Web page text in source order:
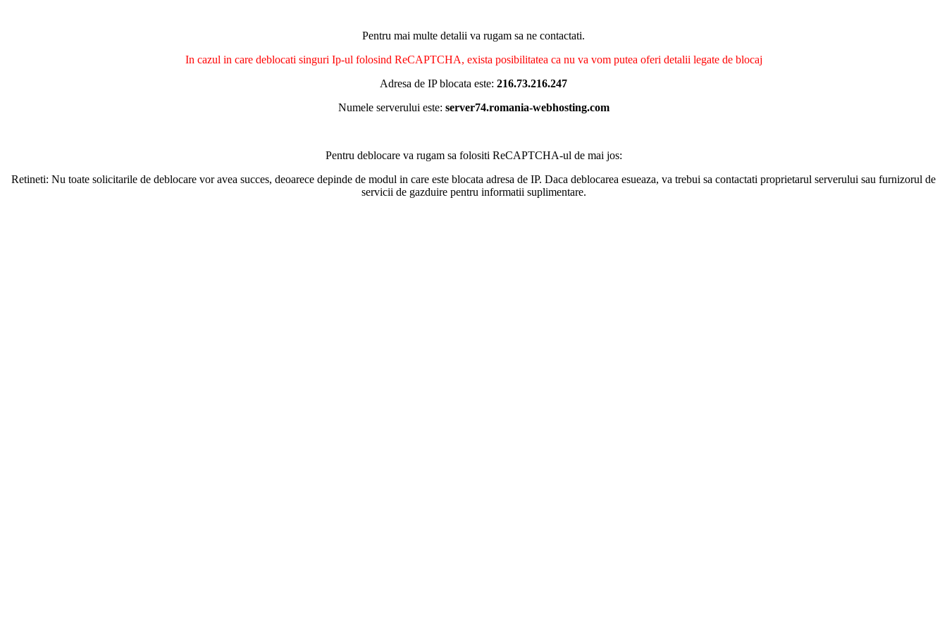
Pentru mai multe detalii va rugam sa ne contactati.
In cazul in care deblocati singuri Ip-ul folosind ReCAPTCHA, exista posibilitatea ca nu va vom putea oferi detalii legate de blocaj
Adresa de IP blocata este: 216.73.216.247
Numele serverului este: server74.romania-webhosting.com
Pentru deblocare va rugam sa folositi ReCAPTCHA-ul de mai jos:
Retineti: Nu toate solicitarile de deblocare vor avea succes, deoarece depinde de modul in care este blocata adresa de IP. Daca deblocarea esueaza, va trebui sa contactati proprietarul serverului sau furnizorul de
servicii de gazduire pentru informatii suplimentare.